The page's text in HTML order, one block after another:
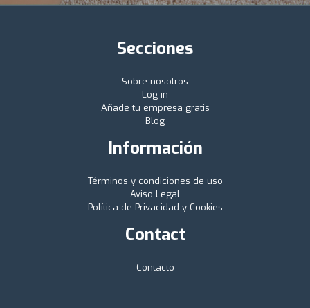
Secciones
Sobre nosotros
Log in
Añade tu empresa gratis
Blog
Información
Términos y condiciones de uso
Aviso Legal
Política de Privacidad y Cookies
Contact
Contacto